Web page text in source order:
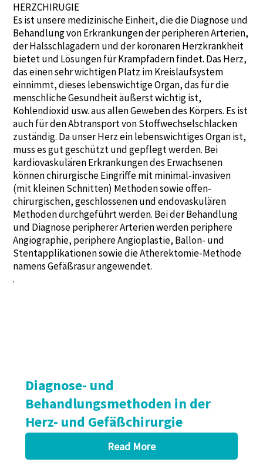
Diagnose- und
Behandlungsmethoden in der
Herz- und Gefäßchirurgie
Read More
HERZCHIRUGIE
Es ist unsere medizinische Einheit, die die Diagnose und
Behandlung von Erkrankungen der peripheren Arterien,
der Halsschlagadern und der koronaren Herzkrankheit
bietet und Lösungen für Krampfadern findet. Das Herz,
das einen sehr wichtigen Platz im Kreislaufsystem
einnimmt, dieses lebenswichtige Organ, das für die
menschliche Gesundheit äußerst wichtig ist,
Kohlendioxid usw. aus allen Geweben des Körpers. Es ist
auch für den Abtransport von Stoffwechselschlacken
zuständig. Da unser Herz ein lebenswichtiges Organ ist,
muss es gut geschützt und gepflegt werden. Bei
kardiovaskulären Erkrankungen des Erwachsenen
können chirurgische Eingriffe mit minimal-invasiven
(mit kleinen Schnitten) Methoden sowie offen-
chirurgischen, geschlossenen und endovaskulären
Methoden durchgeführt werden. Bei der Behandlung
und Diagnose peripherer Arterien werden periphere
Angiographie, periphere Angioplastie, Ballon- und
Stentapplikationen sowie die Atherektomie-Methode
namens Gefäßrasur angewendet.
.